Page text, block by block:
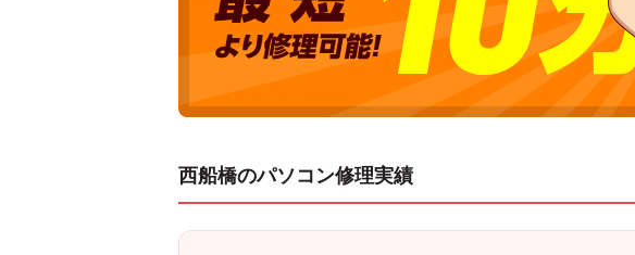
西船橋のパソコン修理実績